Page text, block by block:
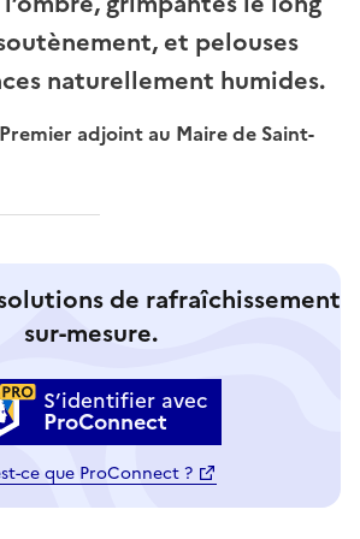
et pelouses
naturellement humides.
adjoint au Maire de Saint-
de rafraîchissement
sur-mesure.
S’identifier avec
ProConnect
ce que ProConnect ?